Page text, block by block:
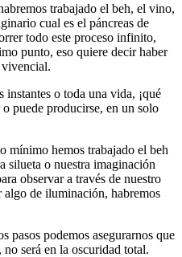
trabajado el beh, el vino,
cual es el páncreas de
todo este proceso infinito,
punto, eso quiere decir haber
o toda una vida, ¡qué
puede producirse, en un solo
mínimo hemos trabajado el beh
silueta o nuestra imaginación
observar a través de nuestro
algo de iluminación, habremos
pasos podemos asegurarnos que
no será en la oscuridad total.